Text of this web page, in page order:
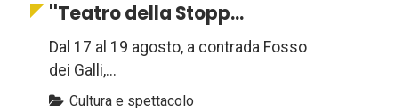
''Teatro della Stopp...
Dal 17 al 19 agosto, a contrada Fosso
dei Galli,...
Cultura e spettacolo